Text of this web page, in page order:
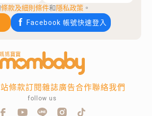
條款及細則條件和隱私政策 。
Facebook 帳號快速登入
條款訂閱雜誌廣告合作聯絡我們
follow us